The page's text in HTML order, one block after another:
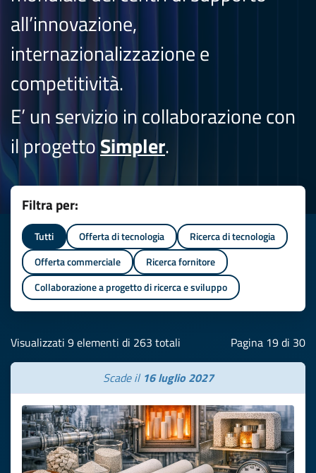
all’innovazione,
internazionalizzazione e
competitività.
E’ un servizio in collaborazione con
il progettoSimpler.
Filtra per:
Tutti Offerta di tecnologia
Ricerca di tecnologia
Offerta commerciale
Ricerca fornitore
Collaborazione a progetto di ricerca e sviluppo
Visualizzati 9 elementi di 263 totali Pagina 19 di 30
Scade il 16 luglio 2027